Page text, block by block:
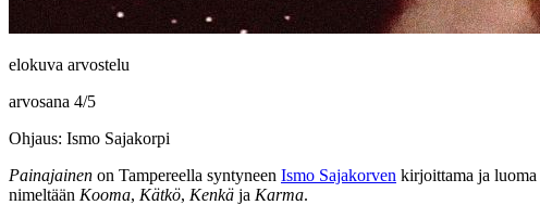
elokuva arvostelu
arvosana 4/5
Ohjaus: Ismo Sajakorpi
Painajainen on Tampereella syntyneen Ismo Sajakorven kirjoittama ja luoma
nimeltään Kooma, Kätkö, Kenkä ja Karma.